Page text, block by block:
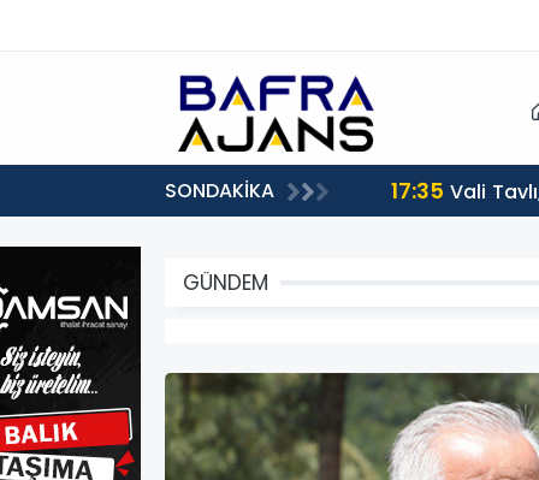
SONDAKİKA 17:35 Vali
GÜNDEM
GÜNDEM